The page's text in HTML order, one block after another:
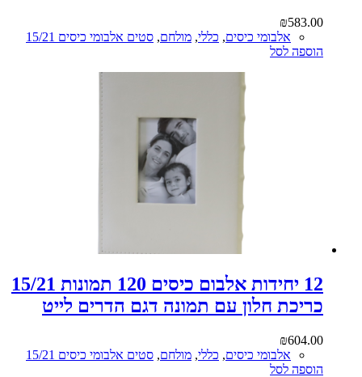
₪583.00
אלבומי כיסים, כללי, מולחם, סטים אלבומי כיסים 15/21
הוספה לסל
12 יחידות אלבום כיסים 120 תמונות 15/21
כריכת חלון עם תמונה דגם הדרים לייט
₪604.00
אלבומי כיסים, כללי, מולחם, סטים אלבומי כיסים 15/21
הוספה לסל